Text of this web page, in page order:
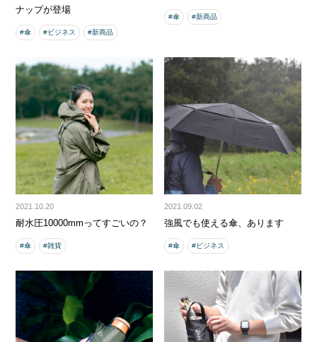
ナップが登場
#傘 #ビジネス #新商品
#傘 #新商品
2021.10.20
耐水圧10000mmってすごいの？
#傘 #雑貨
2021.09.02
強風でも使える傘、あります
#傘 #ビジネス